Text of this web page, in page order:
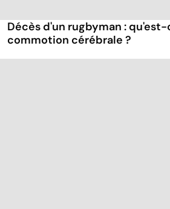
Décès d'un rugbyman :
commotion cérébrale ?